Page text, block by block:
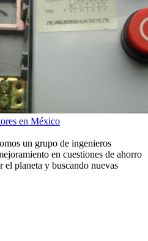
en México
un grupo de ingenieros
en cuestiones de ahorro
el planeta y buscando nuevas